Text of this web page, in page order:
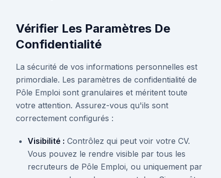
Vérifier Les Paramètres De
Confidentialité
La sécurité de vos informations personnelles est
primordiale. Les paramètres de confidentialité de
Pôle Emploi sont granulaires et méritent toute
votre attention. Assurez-vous qu'ils sont
correctement configurés :
Visibilité : Contrôlez qui peut voir votre CV.
Vous pouvez le rendre visible par tous les
recruteurs de Pôle Emploi, ou uniquement par